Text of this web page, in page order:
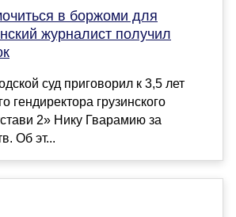
в боржоми для
журналист получил
суд приговорил к 3,5 лет
грузинского
2» Нику Гварамию за
Об эт...